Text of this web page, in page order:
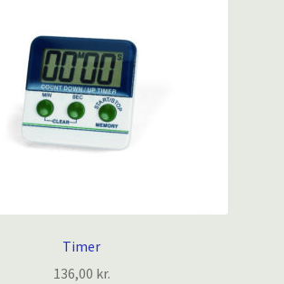
Timer
136,00 kr.